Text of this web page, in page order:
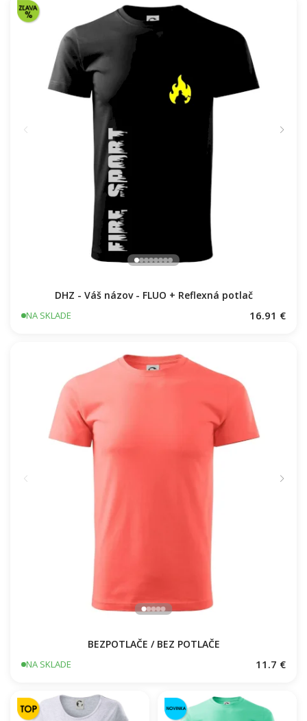
DHZ - Váš názov - FLUO + Reflexná potlač
NA SKLADE 16.91 €
BEZPOTLAČE / BEZ POTLAČE
NA SKLADE 11.7 €